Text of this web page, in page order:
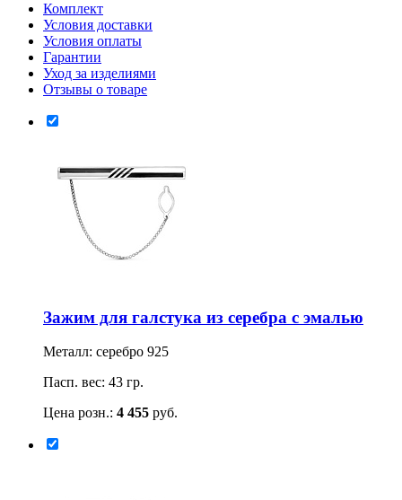
Комплект
Условия доставки
Условия оплаты
Гарантии
Уход за изделиями
Отзывы о товаре
Зажим для галстука из серебра с эмалью
Металл: серебро 925
Пасп. вес: 43 гр.
Цена розн.: 4 455 руб.